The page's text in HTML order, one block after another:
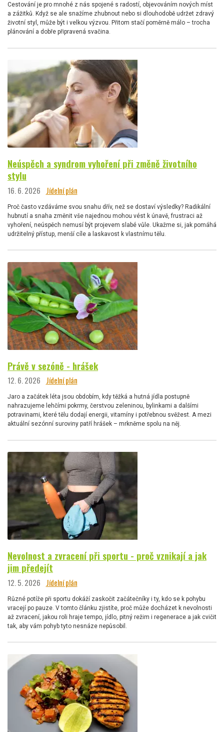
Cestování je pro mnohé z nás spojené s radostí, objevováním nových míst
a zážitků. Když se ale snažíme zhubnout nebo si dlouhodobě udržet zdravý
životní styl, může být i velkou výzvou. Přitom stačí poměrně málo – trocha
plánování a dobře připravená svačina.
Neúspěch a syndrom vyhoření při změně životního
stylu
16. 6. 2026 Jídelní plán
Proč často vzdáváme svou snahu dřív, než se dostaví výsledky? Radikální
hubnutí a snaha změnit vše najednou mohou vést k únavě, frustraci až
vyhoření, neúspěch nemusí být projevem slabé vůle. Ukažme si, jak pomáhá
udržitelný přístup, menší cíle a laskavost k vlastnímu tělu.
Právě v sezóně - hrášek
12. 6. 2026 Jídelní plán
Jaro a začátek léta jsou obdobím, kdy těžká a hutná jídla postupně
nahrazujeme lehčími pokrmy, čerstvou zeleninou, bylinkami a dalšími
potravinami, které tělu dodají energii, vitamíny i potřebnou svěžest. A mezi
aktuální sezónní suroviny patří hrášek – mrkněme spolu na něj.
Nevolnost a zvracení při sportu - proč vznikají a jak
jim předejít
12. 5. 2026 Jídelní plán
Různé potíže při sportu dokáží zaskočit začátečníky i ty, kdo se k pohybu
vracejí po pauze. V tomto článku zjistíte, proč může docházet k nevolnosti
až zvracení, jakou roli hraje tempo, jídlo, pitný režim i regenerace a jak cvičit
tak, aby vám pohyb tyto nesnáze nepůsobil.